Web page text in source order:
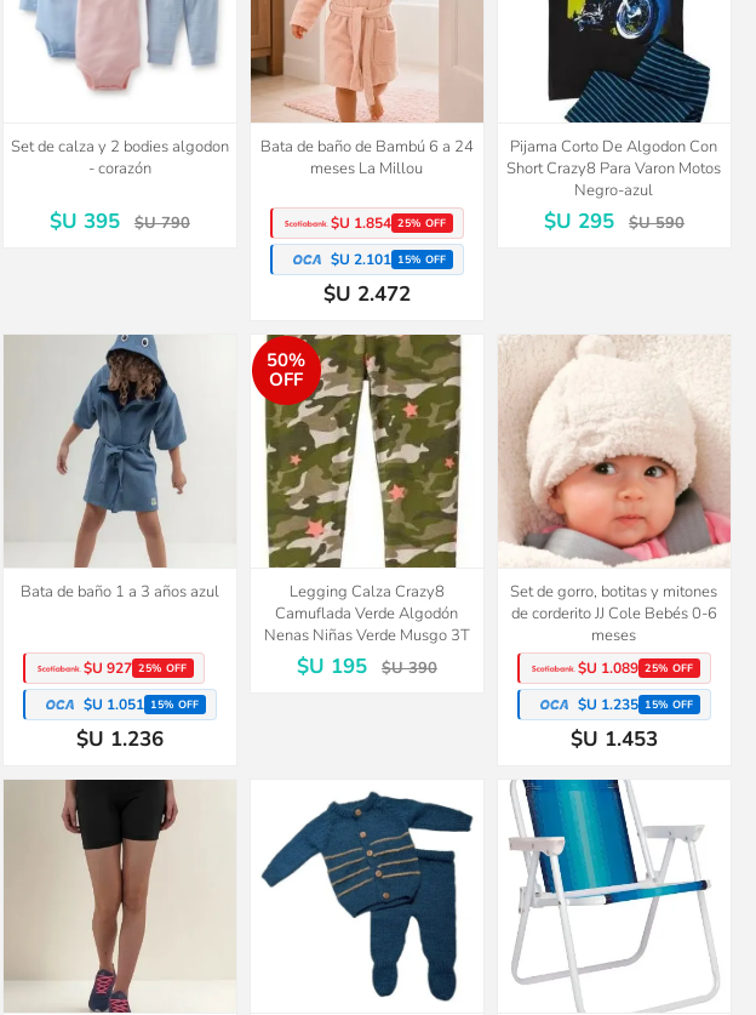
Set de calza y 2 bodies algodon
- corazón
$U 395 $U 790
Bata de baño de Bambú 6 a 24
meses La Millou
$U 1.854 25% OFF
$U 2.101 15% OFF
$U 2.472
Pijama Corto De Algodon Con
Short Crazy8 Para Varon Motos
Negro-azul
$U 295 $U 590
Bata de baño 1 a 3 años azul
$U 927 25% OFF
$U 1.051 15% OFF
$U 1.236
50%
OFF
Legging Calza Crazy8
Camuflada Verde Algodón
Nenas Niñas Verde Musgo 3T
$U 195 $U 390
Set de gorro, botitas y mitones
de corderito JJ Cole Bebés 0-6
meses
$U 1.089 25% OFF
$U 1.235 15% OFF
$U 1.453